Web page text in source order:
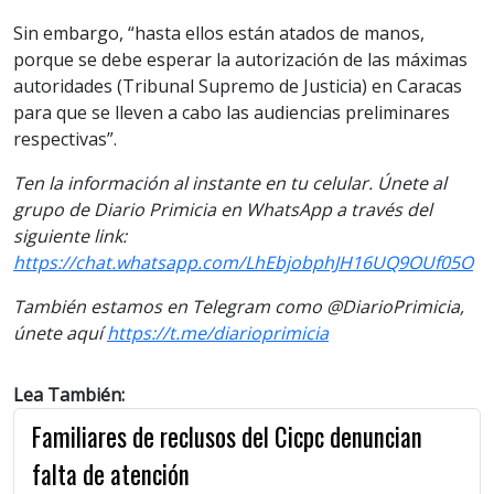
Sin embargo, “hasta ellos están atados de manos,
porque se debe esperar la autorización de las máximas
autoridades (Tribunal Supremo de Justicia) en Caracas
para que se lleven a cabo las audiencias preliminares
respectivas”.
Ten la información al instante en tu celular. Únete al
grupo de Diario Primicia en WhatsApp a través del
siguiente link:
https://chat.whatsapp.com/LhEbjobphJH16UQ9OUf05O
También estamos en Telegram como @DiarioPrimicia,
únete aquíhttps://t.me/diarioprimicia
Lea También:
Familiares de reclusos del Cicpc denuncian
falta de atención